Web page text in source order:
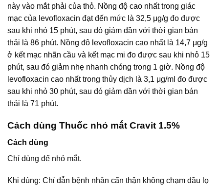
này vào mắt phải của thỏ. Nồng độ cao nhất trong giác
mạc của levofloxacin đạt đến mức là 32,5 μg/g đo được
sau khi nhỏ 15 phút, sau đó giảm dần với thời gian bán
thải là 86 phút. Nồng độ levofloxacin cao nhất là 14,7 μg/g
ở kết mạc nhãn cầu và kết mạc mi đo được sau khi nhỏ 15
phút, sau đó giảm nhẹ nhanh chóng trong 1 giờ. Nồng độ
levofloxacin cao nhất trong thủy dịch là 3,1 μg/ml đo được
sau khi nhỏ 30 phút, sau đó giảm dần với thời gian bán
thải là 71 phút.
Cách dùng Thuốc nhỏ mắt Cravit 1.5%
Cách dùng
Chỉ dùng để nhỏ mắt.
Khi dùng: Chỉ dẫn bệnh nhân cẩn thận không chạm đầu lọ